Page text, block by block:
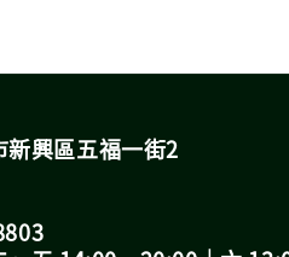
新興區五福一街2
統